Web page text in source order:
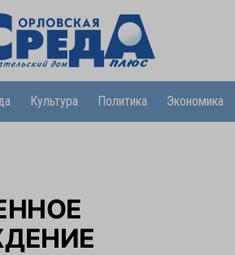
Культура Политика Экономика